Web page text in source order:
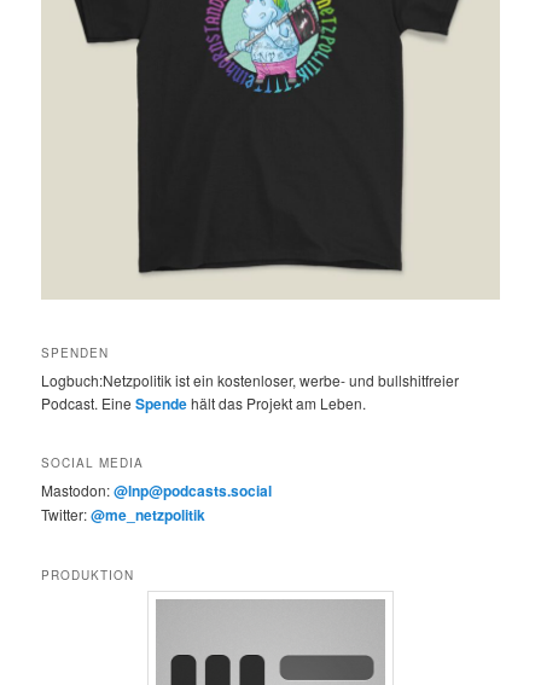
SPENDEN
Logbuch:Netzpolitik ist ein kostenloser, werbe- und bullshitfreier
Podcast. EineSpendehält das Projekt am Leben.
SOCIAL MEDIA
Mastodon:@lnp@podcasts.social
Twitter:@me_netzpolitik
PRODUKTION